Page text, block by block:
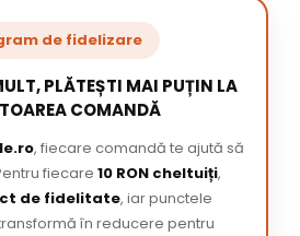
de fidelizare
PLĂTEȘTI MAI PUȚIN LA
COMANDĂ
, fiecare comandă te ajută să
fiecare 10 RON cheltuiți,
de fidelitate, iar punctele
în reducere pentru